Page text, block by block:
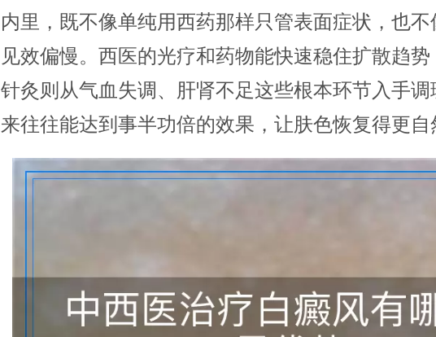
内里，既不像单纯用西药那样只管表面症状，也
见效偏慢。西医的光疗和药物能快速稳住扩散趋势
针灸则从气血失调、肝肾不足这些根本环节入手调
来往往能达到事半功倍的效果，让肤色恢复得更自